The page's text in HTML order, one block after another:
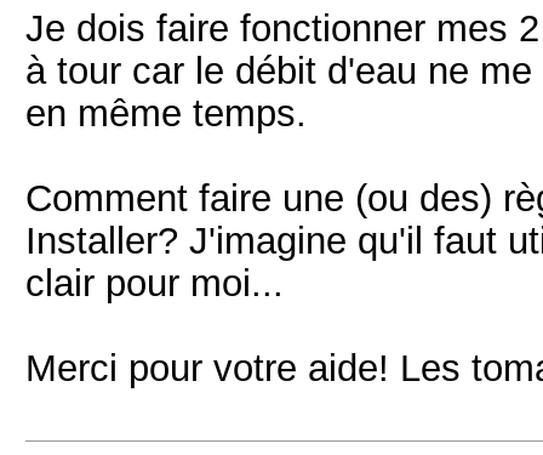
Je dois faire fonctionner mes
à tour car le débit d'eau ne
en même temps.
Comment faire une (ou des)
Installer? J'imagine qu'il faut
clair pour moi...
Merci pour votre aide! Les